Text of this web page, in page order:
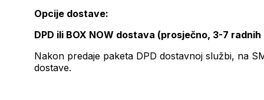
Opcije dostave:
DPD ili BOX NOW dostava (prosječno, 3-7 radnih
Nakon predaje paketa DPD dostavnoj službi, na
dostave.